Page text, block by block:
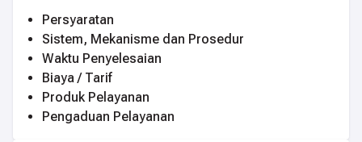
Persyaratan
Sistem, Mekanisme dan Prosedur
Waktu Penyelesaian
Biaya / Tarif
Produk Pelayanan
Pengaduan Pelayanan